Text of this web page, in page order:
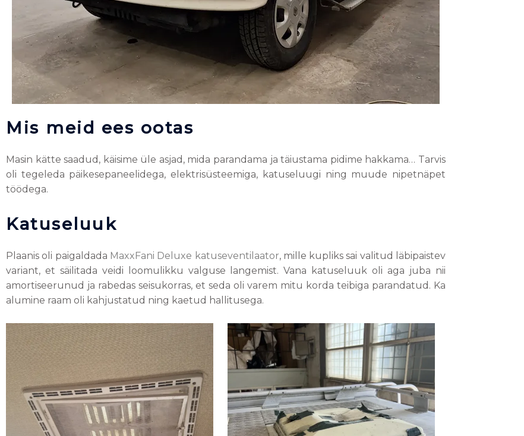
Mis meid ees ootas
Masin kätte saadud, käisime üle asjad, mida parandama ja täiustama pidime hakkama… Tarvis
oli tegeleda päikesepaneelidega, elektrisüsteemiga, katuseluugi ning muude nipetnäpet
töödega.
Katuseluuk
Plaanis oli paigaldada MaxxFani Deluxe katuseventilaator, mille kupliks sai valitud läbipaistev
variant, et säilitada veidi loomulikku valguse langemist. Vana katuseluuk oli aga juba nii
amortiseerunud ja rabedas seisukorras, et seda oli varem mitu korda teibiga parandatud. Ka
alumine raam oli kahjustatud ning kaetud hallitusega.